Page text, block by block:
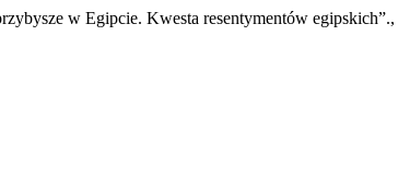
w Egipcie. Kwesta resentymentów egipskich”.,